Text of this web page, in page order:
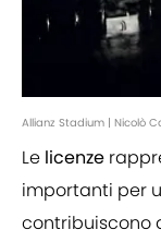
Allianz Stadium | Nicolò
Le licenze
importanti per
contribuiscono